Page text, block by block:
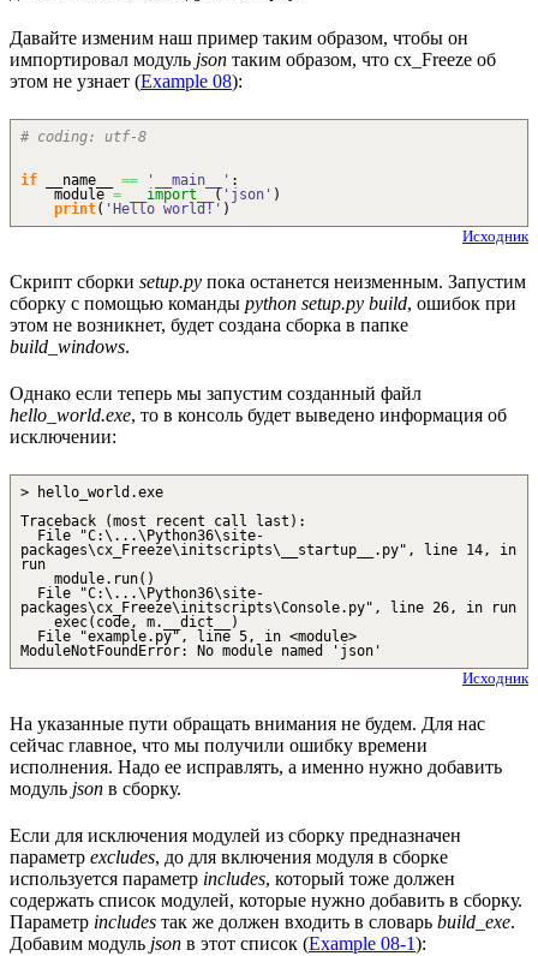
Давайте изменим наш пример таким образом, чтобы он
импортировал модуль json таким образом, что cx_Freeze об
этом не узнает (Example 08):
# coding: utf-8
if __name__ == '__main__' :
module= __import__('json' )
print( 'Hello world!' )
Исходник
Скрипт сборки setup.py пока останется неизменным. Запустим
сборку с помощью команды python setup.py build, ошибок при
этом не возникнет, будет создана сборка в папке
build_windows.
Однако если теперь мы запустим созданный файл
hello_world.exe, то в консоль будет выведено информация об
исключении:
> hello_world.exe
Traceback (most recent call last):
File "C:\...\Python36\site-
packages\cx_Freeze\initscripts\__startup__.py", line 14, in
run
module.run()
File "C:\...\Python36\site-
packages\cx_Freeze\initscripts\Console.py", line 26, in run
exec(code, m.__dict__)
File "example.py", line 5, in <module>
ModuleNotFoundError: No module named 'json'
Исходник
На указанные пути обращать внимания не будем. Для нас
сейчас главное, что мы получили ошибку времени
исполнения. Надо ее исправлять, а именно нужно добавить
модуль json в сборку.
Если для исключения модулей из сборку предназначен
параметр excludes, до для включения модуля в сборке
используется параметр includes, который тоже должен
содержать список модулей, которые нужно добавить в сборку.
Параметр includes так же должен входить в словарь build_exe.
Добавим модуль json в этот список (Example 08-1):